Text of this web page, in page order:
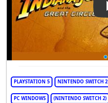
PLAYSTATION 5 NINTENDO SWITCH 2
PC WINDOWS (NINTENDO SWITCH 2)